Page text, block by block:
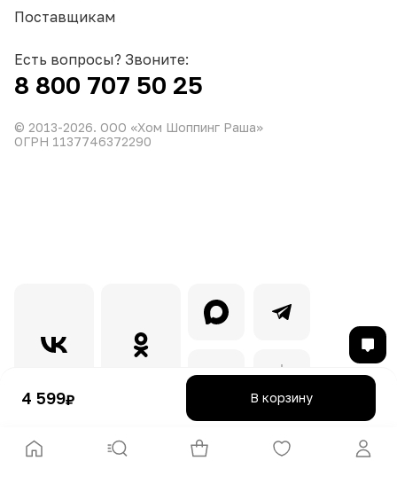
4 599₽ В корзину
Поставщикам
Есть вопросы? Звоните:
8 800 707 50 25
© 2013-2026. ООО «Хом Шоппинг Раша»
ОГРН 1137746372290